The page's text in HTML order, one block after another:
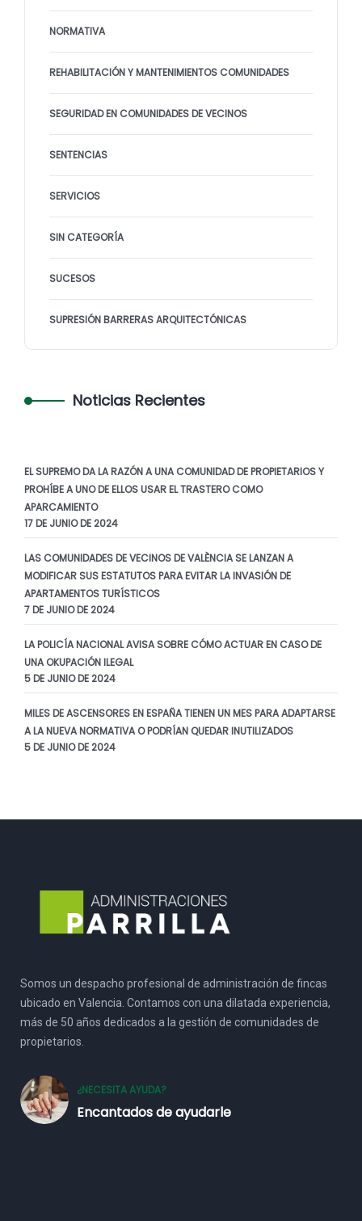
NORMATIVA
REHABILITACIÓN Y MANTENIMIENTOS COMUNIDADES
SEGURIDAD EN COMUNIDADES DE VECINOS
SENTENCIAS
SERVICIOS
SIN CATEGORÍA
SUCESOS
SUPRESIÓN BARRERAS ARQUITECTÓNICAS
Noticias Recientes
EL SUPREMO DA LA RAZÓN A UNA COMUNIDAD DE PROPIETARIOS Y
PROHÍBE A UNO DE ELLOS USAR EL TRASTERO COMO
APARCAMIENTO
17 DE JUNIO DE 2024
LAS COMUNIDADES DE VECINOS DE VALÈNCIA SE LANZAN A
MODIFICAR SUS ESTATUTOS PARA EVITAR LA INVASIÓN DE
APARTAMENTOS TURÍSTICOS
7 DE JUNIO DE 2024
LA POLICÍA NACIONAL AVISA SOBRE CÓMO ACTUAR EN CASO DE
UNA OKUPACIÓN ILEGAL
5 DE JUNIO DE 2024
MILES DE ASCENSORES EN ESPAÑA TIENEN UN MES PARA ADAPTARSE
A LA NUEVA NORMATIVA O PODRÍAN QUEDAR INUTILIZADOS
5 DE JUNIO DE 2024
Somos un despacho profesional de administración de fincas
ubicado en Valencia. Contamos con una dilatada experiencia,
más de 50 años dedicados a la gestión de comunidades de
propietarios.
¿NECESITA AYUDA?
Encantados de ayudarle